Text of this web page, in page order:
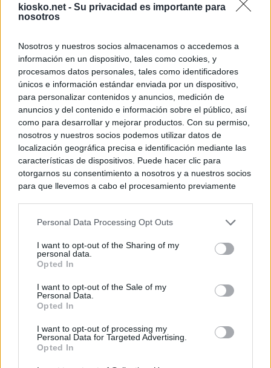
kiosko.net - Su privacidad es importante para
nosotros
Nosotros y nuestros socios almacenamos o accedemos a
información en un dispositivo, tales como cookies, y
procesamos datos personales, tales como identificadores
únicos e información estándar enviada por un dispositivo,
para personalizar contenidos y anuncios, medición de
anuncios y del contenido e información sobre el público, así
como para desarrollar y mejorar productos. Con su permiso,
nosotros y nuestros socios podemos utilizar datos de
localización geográfica precisa e identificación mediante las
características de dispositivos. Puede hacer clic para
otorgarnos su consentimiento a nosotros y a nuestros socios
para que llevemos a cabo el procesamiento previamente
negar su consentimiento. Tenga en cuenta que algún
de su consentimiento, pero usted tiene el derecho de
rechazar tal procesamiento. Sus preferencias se aplicarán
cualquier momento entrando de nuevo en este sitio web o
visitando nuestra política de privacidad.
Personal Data Processing Opt Outs
I want to opt-out of the Sharing of my
personal data.
Opted In
I want to opt-out of the Sale of my
Personal Data.
Opted In
I want to opt-out of processing my
Personal Data for Targeted Advertising.
Opted In